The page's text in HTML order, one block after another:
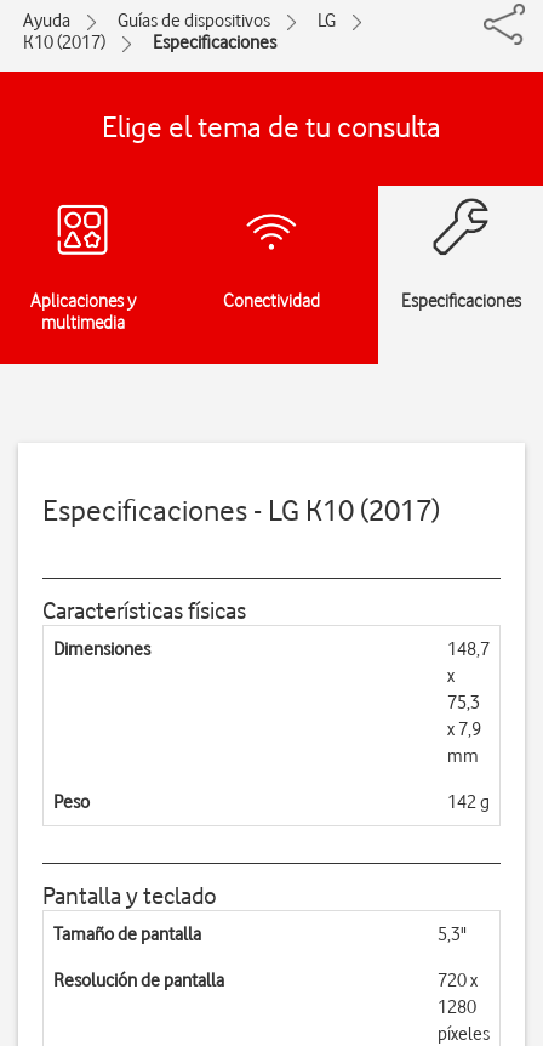
Ayuda Guías de dispositivos
LG
K10 (2017)
Especificaciones
Elige el tema de tu consulta
Aplicaciones y
multimedia
Conectividad Especificaciones
Especificaciones - LG K10 (2017)
Características físicas
Dimensiones
148,7
x
75,3
x 7,9
mm
Peso 142 g
Pantalla y teclado
Tamaño de pantalla 5,3"
Resolución de pantalla
720 x
1280
píxeles